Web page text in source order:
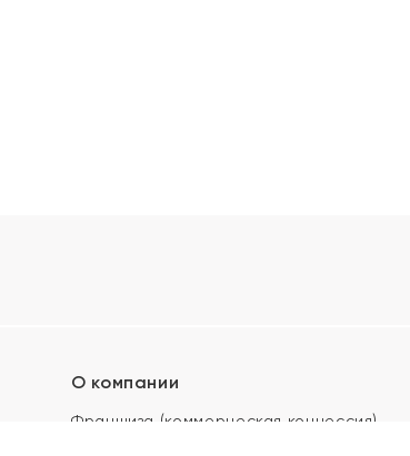
О компании
Франшиза (коммерческая концессия)